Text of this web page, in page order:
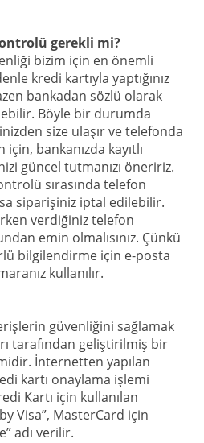
gerekli mi?
bizim için en önemli
kredi kartıyla yaptığınız
bankadan sözlü olarak
Böyle bir durumda
size ulaşır ve telefonda
bankanızda kayıtlı
güncel tutmanızı öneririz.
sırasında telefon
siparişiniz iptal edilebilir.
verdiğiniz telefon
emin olmalısınız. Çünkü
bilgilendirme için e-posta
kullanılır.
güvenliğini sağlamak
tarafından geliştirilmiş bir
İnternetten yapılan
kartı onaylama işlemi
Kartı için kullanılan
Visa”, MasterCard için
adı verilir.